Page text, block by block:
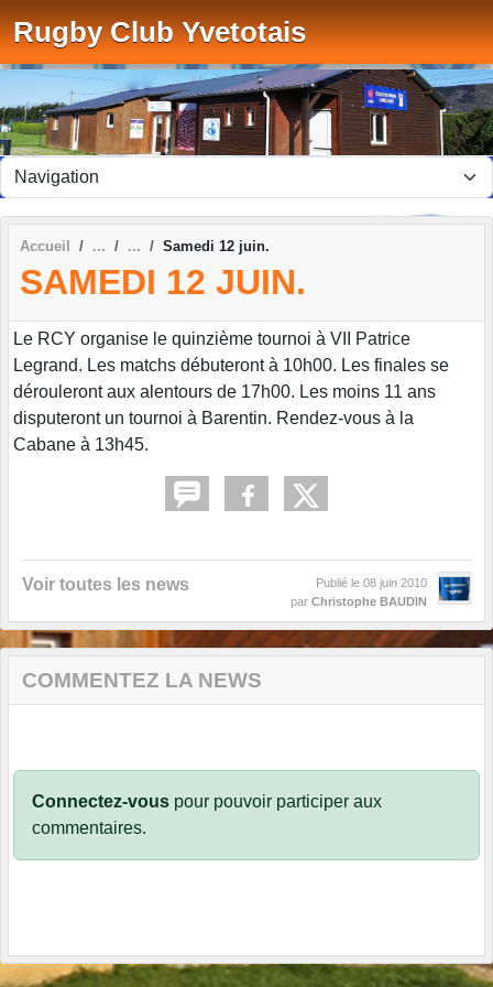
Rugby Club Yvetotais
Accueil Samedi 12 juin.
SAMEDI 12 JUIN.
Le RCY organise le quinzième tournoi à VII Patrice
Legrand. Les matchs débuteront à 10h00. Les finales se
dérouleront aux alentours de 17h00. Les moins 11 ans
disputeront un tournoi à Barentin. Rendez-vous à la
Cabane à 13h45.
Voir toutes les news Publié le 08 juin 2010
par Christophe BAUDIN
COMMENTEZ LA NEWS
Connectez-vous pour pouvoir participer aux
commentaires.